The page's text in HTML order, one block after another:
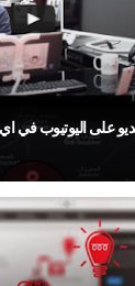
على اليوتيوب في اي